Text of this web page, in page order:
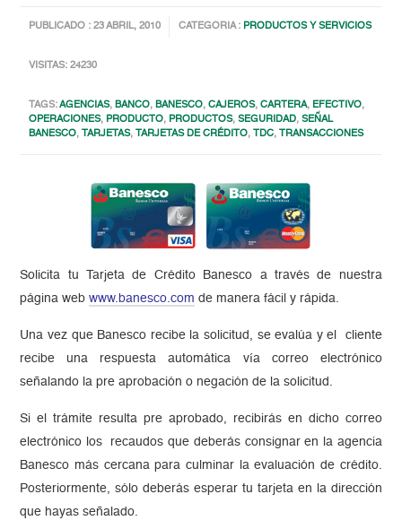
PUBLICADO : 23 ABRIL, 2010 CATEGORIA : PRODUCTOS Y SERVICIOS
VISITAS: 24230
TAGS:AGENCIAS,BANCO,BANESCO,CAJEROS,CARTERA, EFECTIVO,
OPERACIONES, PRODUCTO, PRODUCTOS,SEGURIDAD,SEÑAL
BANESCO, TARJETAS, TARJETAS DE CRÉDITO, TDC, TRANSACCIONES
Solicita tu Tarjeta de Crédito Banesco a través de nuestra
página webwww.banesco.com de manera fácil y rápida.
Una vez que Banesco recibe la solicitud, se evalúa y el cliente
recibe una respuesta automática vía correo electrónico
señalando la pre aprobación o negación de la solicitud.
Si el trámite resulta pre aprobado, recibirás en dicho correo
electrónico los recaudos que deberás consignar en la agencia
Banesco más cercana para culminar la evaluación de crédito.
Posteriormente, sólo deberás esperar tu tarjeta en la dirección
que hayas señalado.